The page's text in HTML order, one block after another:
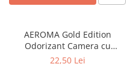
Parfum de rufe
Solutii de scos pete
Tablete & Capsule
AEROMA Gold Edition
Odorizant Camera cu
Betisoare Intense Vibe 125 ml
22,50 Lei